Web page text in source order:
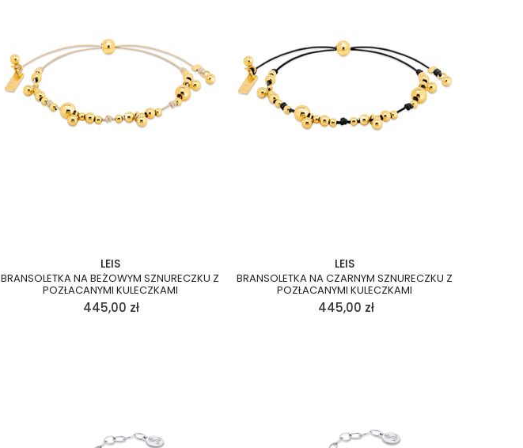
LEIS
BRANSOLETKA NA BEŻOWYM SZNURECZKU Z
POZŁACANYMI KULECZKAMI
445,00 zł
LEIS
BRANSOLETKA NA CZARNYM SZNURECZKU Z
POZŁACANYMI KULECZKAMI
445,00 zł